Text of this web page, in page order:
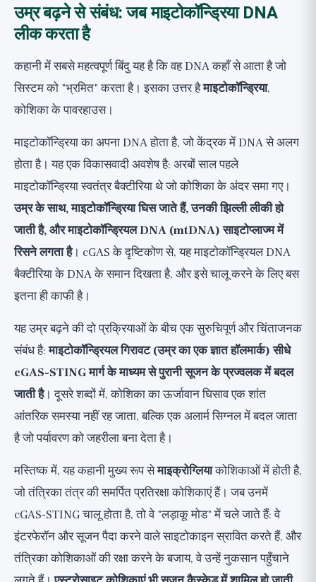
उम्र बढ़ने से संबंध: जब माइटोकॉन्ड्रिया DNA
लीक करता है
कहानी में सबसे महत्वपूर्ण बिंदु यह है कि वह DNA कहाँ से आता है जो
सिस्टम को "भ्रमित" करता है। इसका उत्तर हैमाइटोकॉन्ड्रिया,
कोशिका के पावरहाउस।
माइटोकॉन्ड्रिया का अपना DNA होता है, जो केंद्रक में DNA से अलग
होता है। यह एक विकासवादी अवशेष है: अरबों साल पहले
माइटोकॉन्ड्रिया स्वतंत्र बैक्टीरिया थे जो कोशिका के अंदर समा गए।
उम्र के साथ, माइटोकॉन्ड्रिया घिस जाते हैं, उनकी झिल्ली लीकी हो
जाती है, और माइटोकॉन्ड्रियल DNA (mtDNA) साइटोप्लाज्म में
रिसने लगता है। cGAS के दृष्टिकोण से, यह माइटोकॉन्ड्रियल DNA
बैक्टीरिया के DNA के समान दिखता है, और इसे चालू करने के लिए बस
इतना ही काफी है।
यह उम्र बढ़ने की दो प्रक्रियाओं के बीच एक सुरुचिपूर्ण और चिंताजनक
संबंध है:माइटोकॉन्ड्रियल गिरावट (उम्र का एक ज्ञात हॉलमार्क) सीधे
cGAS-STING मार्ग के माध्यम से पुरानी सूजन के प्रज्वलक में बदल
जाती है। दूसरे शब्दों में, कोशिका का ऊर्जावान घिसाव एक शांत
आंतरिक समस्या नहीं रह जाता, बल्कि एक अलार्म सिग्नल में बदल जाता
है जो पर्यावरण को जहरीला बना देता है।
मस्तिष्क में, यह कहानी मुख्य रूप सेमाइक्रोग्लियाकोशिकाओं में होती है,
जो तंत्रिका तंत्र की समर्पित प्रतिरक्षा कोशिकाएं हैं। जब उनमें
cGAS-STING चालू होता है, तो वे "लड़ाकू मोड" में चले जाते हैं: वे
इंटरफेरॉन और सूजन पैदा करने वाले साइटोकाइन स्रावित करते हैं, और
तंत्रिका कोशिकाओं की रक्षा करने के बजाय, वे उन्हें नुकसान पहुँचाने